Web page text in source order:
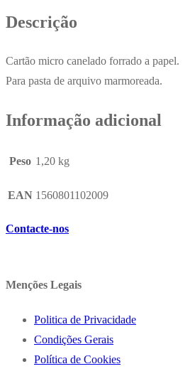
Descrição
Cartão micro canelado forrado a papel.
Para pasta de arquivo marmoreada.
Informação adicional
Peso 1,20 kg
EAN 1560801102009
Contacte-nos
Menções Legais
Politica de Privacidade
Condições Gerais
Política de Cookies